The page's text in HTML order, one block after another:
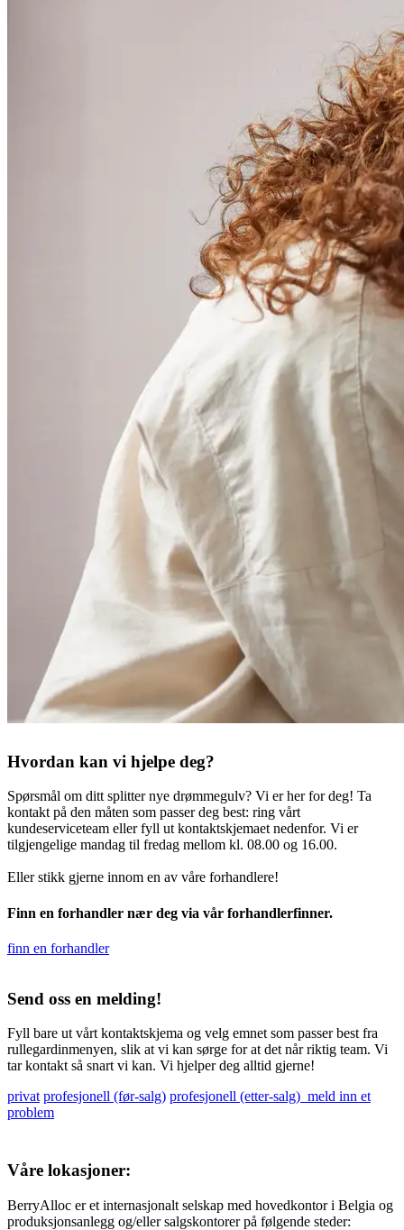
Hvordan kan vi hjelpe deg?
Spørsmål om ditt splitter nye drømmegulv? Vi er her for deg! Ta
kontakt på den måten som passer deg best: ring vårt
kundeserviceteam eller fyll ut kontaktskjemaet nedenfor. Vi er
tilgjengelige mandag til fredag mellom kl. 08.00 og 16.00.
Eller stikk gjerne innom en av våre forhandlere!
Finn en forhandler nær deg via vår forhandlerfinner.
finn en forhandler
Send oss en melding!
Fyll bare ut vårt kontaktskjema og velg emnet som passer best fra
rullegardinmenyen, slik at vi kan sørge for at det når riktig team. Vi
tar kontakt så snart vi kan. Vi hjelper deg alltid gjerne!
privat profesjonell (før-salg) profesjonell (etter-salg) meld inn et
problem
Våre lokasjoner:
BerryAlloc er et internasjonalt selskap med hovedkontor i Belgia og
produksjonsanlegg og/eller salgskontorer på følgende steder: